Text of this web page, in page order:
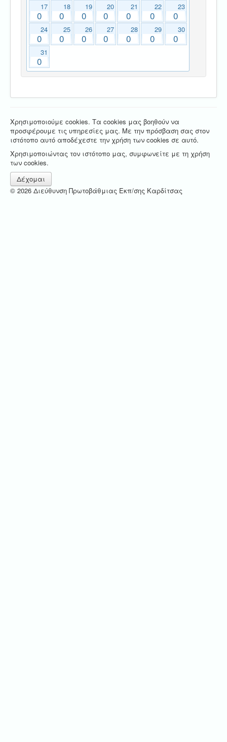
17
0
18
0
19
0
20
0
21
0
22
0
23
0
24
0
25
0
26
0
27
0
28
0
29
0
30
0
31
0
Χρησιμοποιούμε cookies. Τα cookies μας βοηθούν να
προσφέρουμε τις υπηρεσίες μας. Με την πρόσβαση σας στον
ιστότοπο αυτό αποδέχεστε την χρήση των cookies σε αυτό.
Χρησιμοποιώντας τον ιστότοπο μας, συμφωνείτε με τη χρήση
των cookies.
Δέχομαι
© 2026 Διεύθυνση Πρωτοβάθμιας Εκπ/σης Καρδίτσας